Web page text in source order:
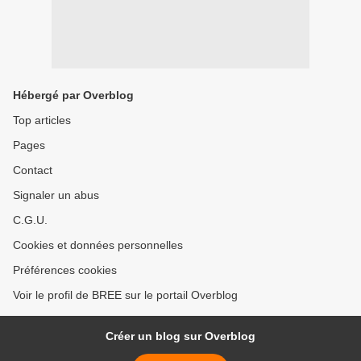
Hébergé par Overblog
Top articles
Pages
Contact
Signaler un abus
C.G.U.
Cookies et données personnelles
Préférences cookies
Voir le profil de BREE sur le portail Overblog
Créer un blog sur Overblog